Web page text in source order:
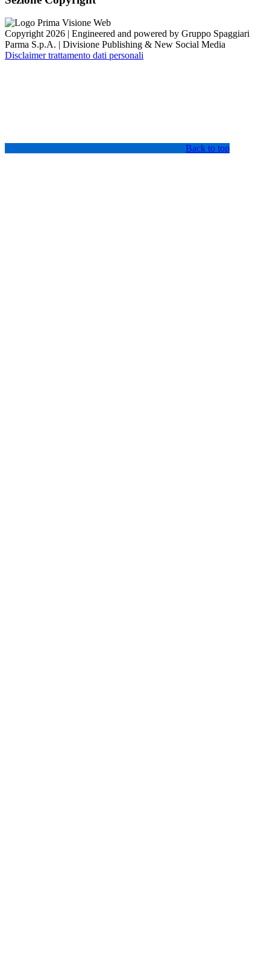
Copyright 2026 | Engineered and powered by Gruppo Spaggiari
Parma S.p.A. | Divisione Publishing & New Social Media
Disclaimer trattamento dati personali
Back to top